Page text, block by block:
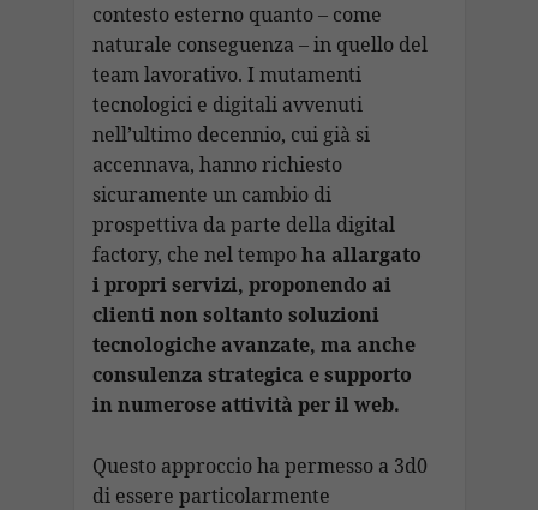
contesto esterno quanto – come
naturale conseguenza – in quello del
team lavorativo. I mutamenti
tecnologici e digitali avvenuti
nell’ultimo decennio, cui già si
accennava, hanno richiesto
sicuramente un cambio di
prospettiva da parte della digital
factory, che nel tempoha allargato
i propri servizi, proponendo ai
clienti non soltanto soluzioni
tecnologiche avanzate, ma anche
consulenza strategica e supporto
in numerose attività per il web.
Questo approccio ha permesso a 3d0
di essere particolarmente